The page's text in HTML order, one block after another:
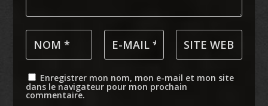
Enregistrer mon nom, mon e-mail et mon site
dans le navigateur pour mon prochain
commentaire.